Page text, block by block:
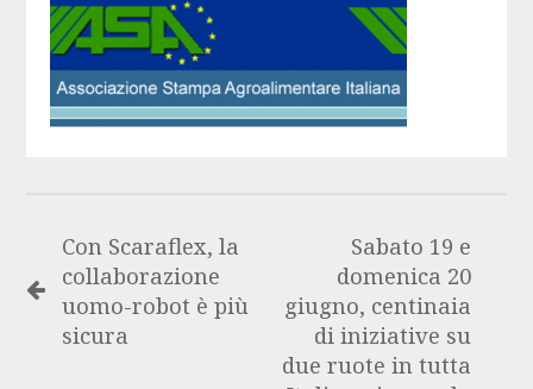
Con Scaraflex, la
collaborazione
uomo-robot è più
sicura
Sabato 19 e
domenica 20
giugno, centinaia
di iniziative su
due ruote in tutta